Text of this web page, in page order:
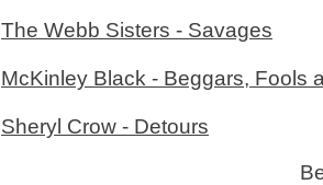
The Webb Sisters - Savages
McKinley Black - Beggars, Fools
Sheryl Crow - Detours